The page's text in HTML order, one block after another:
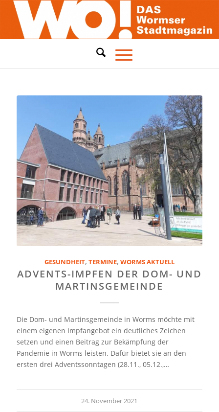
GESUNDHEIT, TERMINE, WORMS AKTUELL
ADVENTS-IMPFEN DER DOM- UND
MARTINSGEMEINDE
Die Dom- und Martinsgemeinde in Worms möchte mit
einem eigenen Impfangebot ein deutliches Zeichen
setzen und einen Beitrag zur Bekämpfung der
Pandemie in Worms leisten. Dafür bietet sie an den
ersten drei Adventssonntagen (28.11., 05.12.,…
24. November 2021